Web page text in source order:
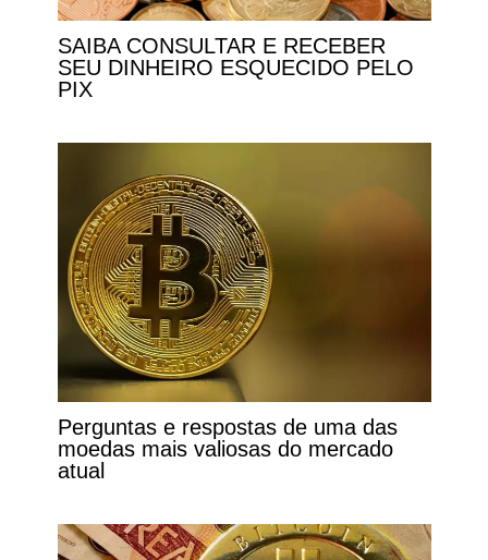
SAIBA CONSULTAR E RECEBER
SEU DINHEIRO ESQUECIDO PELO
PIX
Perguntas e respostas de uma das
moedas mais valiosas do mercado
atual